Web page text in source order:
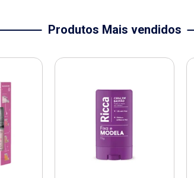
Produtos Mais vendidos